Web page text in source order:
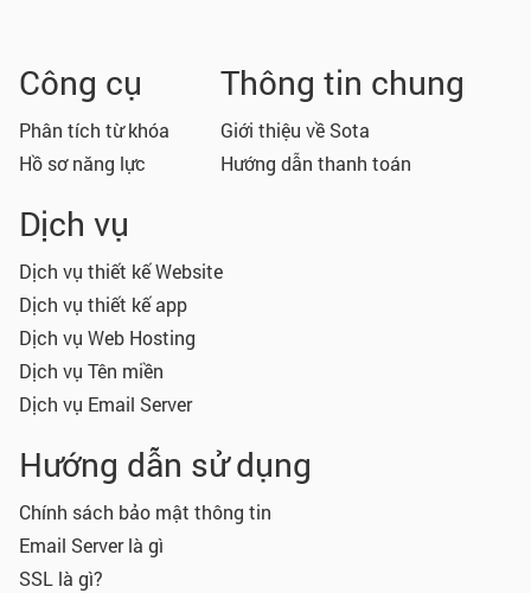
Công cụ
Phân tích từ khóa
Hồ sơ năng lực
Thông tin chung
Giới thiệu về Sota
Hướng dẫn thanh toán
Dịch vụ
Dịch vụ thiết kế Website
Dịch vụ thiết kế app
Dịch vụ Web Hosting
Dịch vụ Tên miền
Dịch vụ Email Server
Hướng dẫn sử dụng
Chính sách bảo mật thông tin
Email Server là gì
SSL là gì?